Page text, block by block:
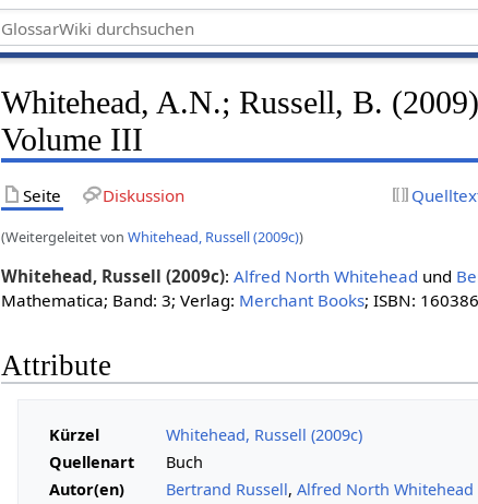
Whitehead, A.N.; Russell, B.
Volume III
Seite Diskussion
(Weitergeleitet vonWhitehead, Russell (2009c))
Whitehead, Russell (2009c):Alfred North Whitehead und
Mathematica; Band: 3; Verlag: Merchant Books; ISBN:
Attribute
Kürzel
Whitehead, Russell (2009c)
Quellenart
Buch
Autor(en)
Bertrand Russell, Alfred North Whitehead